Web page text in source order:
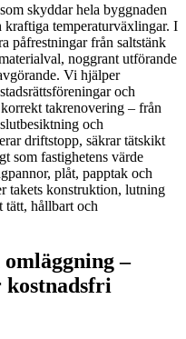
skyddar hela byggnaden
temperaturväxlingar. I
påfrestningar från saltstänk
noggrant utförande
Vi hjälper
och
takrenovering – från
och
driftstopp, säkrar tätskikt
som fastighetens värde
plåt, papptak och
takets konstruktion, lutning
tätt, hållbart och
–